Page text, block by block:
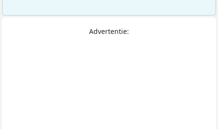
Advertentie: